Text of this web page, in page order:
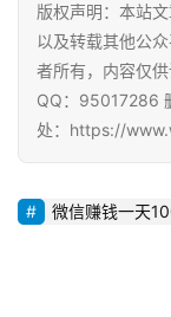
版权声明：本站
以及转载其他公
者所有，内容仅
QQ：95017286
处：https://
微信赚钱一天